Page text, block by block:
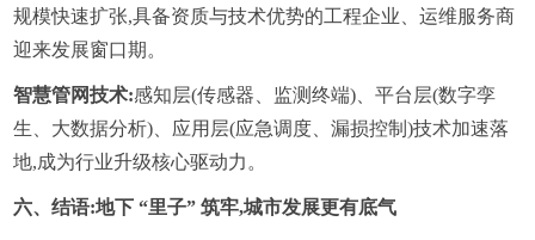
规模快速扩张,具备资质与技术优势的工程企业、运维服务商
迎来发展窗口期。
智慧管网技术:感知层(传感器、监测终端)、平台层(数字孪
生、大数据分析)、应用层(应急调度、漏损控制)技术加速落
地,成为行业升级核心驱动力。
六、结语:地下 “里子” 筑牢,城市发展更有底气